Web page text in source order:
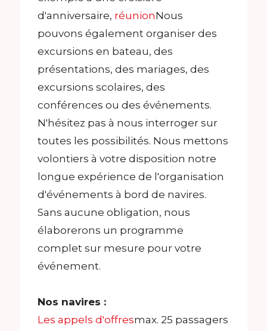
d'anniversaire, réunionNous
pouvons également organiser des
excursions en bateau, des
présentations, des mariages, des
excursions scolaires, des
conférences ou des événements.
N'hésitez pas à nous interroger sur
toutes les possibilités. Nous mettons
volontiers à votre disposition notre
longue expérience de l'organisation
d'événements à bord de navires.
Sans aucune obligation, nous
élaborerons un programme
complet sur mesure pour votre
événement.
Nos navires :
Les appels d'offresmax. 25 passagers